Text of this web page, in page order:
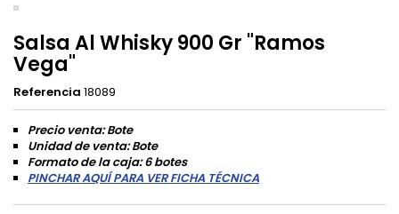
Salsa Al Whisky 900 Gr "Ramos
Vega"
Referencia 18089
Precio venta: Bote
Unidad de venta: Bote
Formato de la caja: 6 botes
PINCHAR AQUÍ PARA VER FICHA TÉCNICA